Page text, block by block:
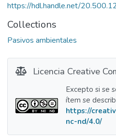
https://hdl.handle.net/
Collections
Pasivos ambientales
Licencia Creative
Excepto si se
ítem se
https://
nc-nd/4.0/